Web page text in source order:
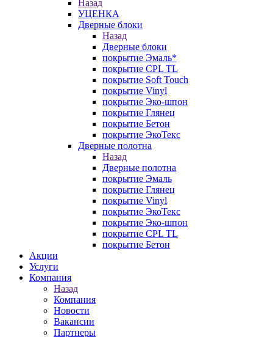
Назад
УЦЕНКА
Дверные блоки
Назад
Дверные блоки
покрытие Эмаль*
покрытие CPL TL
покрытие Soft Touch
покрытие Vinyl
покрытие Эко-шпон
покрытие Глянец
покрытие Бетон
покрытие ЭкоТекс
Дверные полотна
Назад
Дверные полотна
покрытие Эмаль
покрытие Глянец
покрытие Vinyl
покрытие ЭкоТекс
покрытие Эко-шпон
покрытие CPL TL
покрытие Бетон
Акции
Услуги
Компания
Назад
Компания
Новости
Вакансии
Партнеры